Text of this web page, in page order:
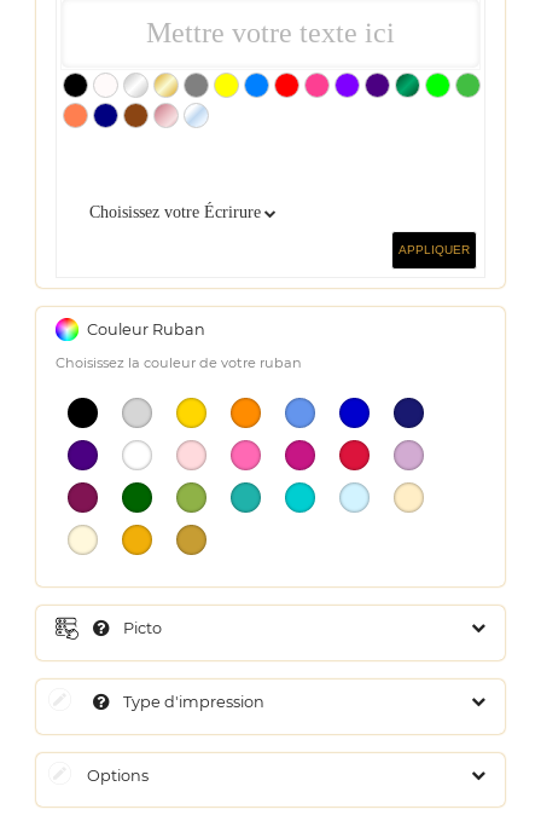
Choisissez votre Écrirure
APPLIQUER
Couleur Ruban
Choisissez la couleur de votre ruban
Picto
Type d'impression
Options